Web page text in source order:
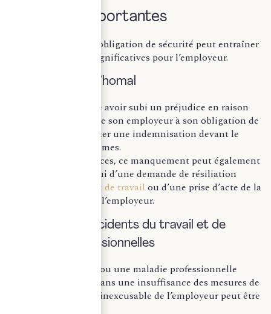
juridiques importantes
Le non-respect de l’obligation de sécurité peut entraîner
des répercussions significatives pour l’employeur.
Sur le plan prud’homal
Le salarié qui estime avoir subi un préjudice en raison
d’un manquement de son employeur à son obligation de
sécurité peut solliciter une indemnisation devant le
conseil de prud’hommes.
Selon les circonstances, ce manquement peut également
être invoqué à l’appui d’une demande de résiliation
contrat de travail ou d’une prise d’acte de la
rupture aux torts de l’employeur.
En matière d’accidents du travail et de
maladies professionnelles
Lorsqu’un accident ou une maladie professionnelle
trouve son origine dans une insuffisance des mesures de
prévention, la faute inexcusable de l’employeur peut être